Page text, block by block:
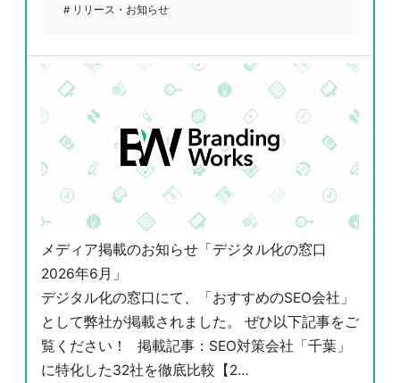
# リリース・お知らせ
メディア掲載のお知らせ「デジタル化の窓口
2026年6月」
デジタル化の窓口にて、「おすすめのSEO会社」
として弊社が掲載されました。 ぜひ以下記事をご
覧ください！ 掲載記事：SEO対策会社「千葉」
に特化した32社を徹底比較【2…